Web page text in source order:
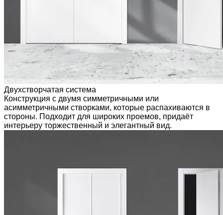
Двухстворчатая система
Конструкция с двумя симметричными или
асимметричными створками, которые распахиваются в
стороны. Подходит для широких проемов, придаёт
интерьеру торжественный и элегантный вид.